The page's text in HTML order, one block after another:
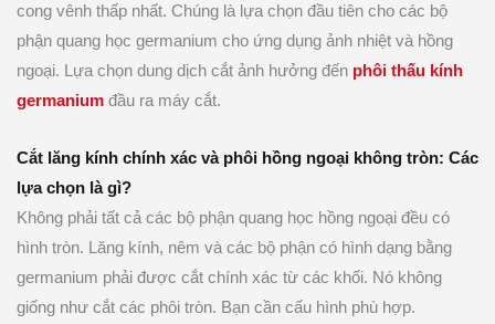
cong vênh thấp nhất. Chúng là lựa chọn đầu tiên cho các bộ
phận quang học germanium cho ứng dụng ảnh nhiệt và hồng
ngoại. Lựa chọn dung dịch cắt ảnh hưởng đến phôi thấu kính
germanium đầu ra máy cắt.
Cắt lăng kính chính xác và phôi hồng ngoại không tròn: Các
lựa chọn là gì?
Không phải tất cả các bộ phận quang học hồng ngoại đều có
hình tròn. Lăng kính, nêm và các bộ phận có hình dạng bằng
germanium phải được cắt chính xác từ các khối. Nó không
giống như cắt các phôi tròn. Bạn cần cấu hình phù hợp.